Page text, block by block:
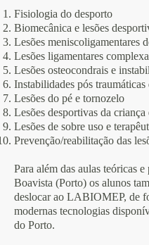
Fisiologia do desporto
Biomecânica e lesões
Lesões meniscoligamentares
Lesões ligamentares
Lesões osteocondrais e
Instabilidades pós
Lesões do pé e tornozelo
Lesões desportivas da criança
Lesões de sobre uso e
Prevenção/reabilitação das
Para além das aulas teóricas
Boavista (Porto) os alunos
deslocar ao LABIOMEP, de
modernas tecnologias
do Porto.